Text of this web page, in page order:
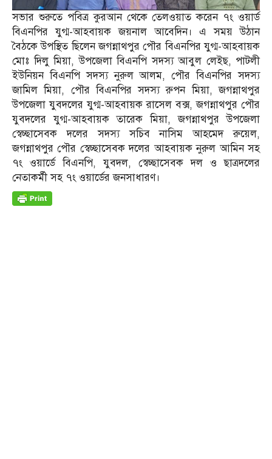
সভার শুরুতে পবিত্র কুরআন থেকে তেলওয়াত করেন ৭ং ওয়ার্ড
বিএনপির যুগ্ম-আহবায়ক জয়নাল আবেদিন। এ সময় উঠান
বৈঠকে উপস্থিত ছিলেন জগন্নাথপুর পৌর বিএনপির যুগ্ম-আহবায়ক
মোঃ দিলু মিয়া, উপজেলা বিএনপি সদস্য আবুল লেইছ, পাটলী
ইউনিয়ন বিএনপি সদস্য নুরুল আলম, পৌর বিএনপির সদস্য
জামিল মিয়া, পৌর বিএনপির সদস্য রুপন মিয়া, জগন্নাথপুর
উপজেলা যুবদলের যুগ্ম-আহবায়ক রাসেল বক্স, জগন্নাথপুর পৌর
যুবদলের যুগ্ম-আহবায়ক তারেক মিয়া, জগন্নাথপুর উপজেলা
স্বেচ্ছাসেবক দলের সদস্য সচিব নাসিম আহমেদ রুয়েল,
জগন্নাথপুর পৌর স্বেচ্ছাসেবক দলের আহবায়ক নুরুল আমিন সহ
৭ং ওয়ার্ডে বিএনপি, যুবদল, স্বেচ্ছাসেবক দল ও ছাত্রদলের
নেতাকর্মী সহ ৭ং ওয়ার্ডের জনসাধারণ।